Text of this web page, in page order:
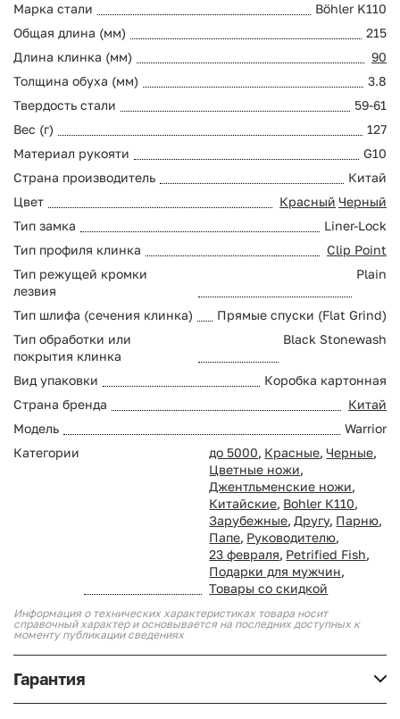
Марка стали
Böhler K110
Общая длина (мм)
215
Длина клинка (мм)
90
Толщина обуха (мм)
3.8
Твердость стали
59-61
Вес (г)
127
Материал рукояти
G10
Страна производитель
Китай
Цвет
Красный Черный
Тип замка
Liner-Lock
Тип профиля клинка
Clip Point
Тип режущей кромки
лезвия
Plain
Тип шлифа (сечения клинка)
Прямые спуски (Flat Grind)
Тип обработки или
покрытия клинка
Black Stonewash
Вид упаковки
Коробка картонная
Страна бренда
Китай
Модель
Warrior
Категории
до 5000, Красные, Черные,
Цветные ножи,
Джентльменские ножи,
Китайские, Bohler К110,
Зарубежные, Другу, Парню,
Папе, Руководителю,
23 февраля, Petrified Fish,
Подарки для мужчин,
Товары со скидкой
Информация о технических характеристиках товара носит
справочный характер и основывается на последних доступных к
моменту публикации сведениях
Гарантия